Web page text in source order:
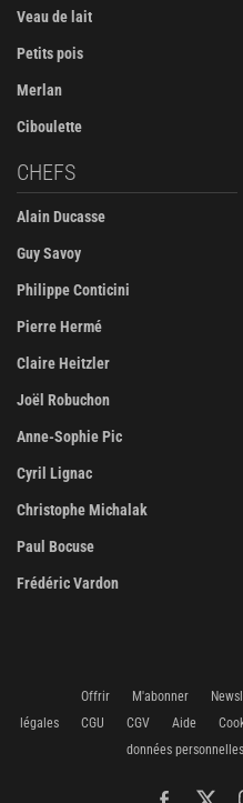
Veau de lait
Petits pois
Merlan
Ciboulette
CHEFS
Alain Ducasse
Guy Savoy
Philippe Conticini
Pierre Hermé
Claire Heitzler
Joël Robuchon
Anne-Sophie Pic
Cyril Lignac
Christophe Michalak
Paul Bocuse
Frédéric Vardon
Offrir M'abonner
légales
CGU CGV Aide
données personnelles